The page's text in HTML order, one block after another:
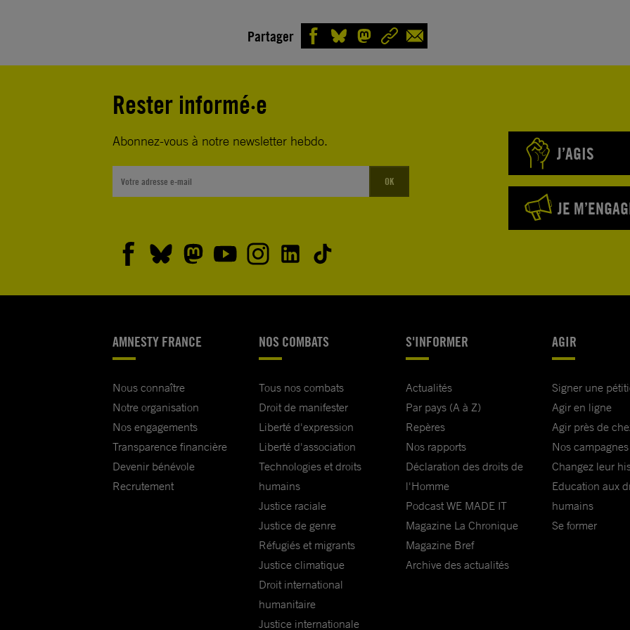
Partager
Rester informé·e
Abonnez-vous à notre newsletter hebdo.
OK
J’AGIS
JE
AMNESTY FRANCE
Nous connaître
Notre organisation
Nos engagements
Transparence financière
Devenir bénévole
Recrutement
NOS COMBATS
Tous nos combats
Droit de manifester
Liberté d'expression
Liberté d'association
Technologies et droits
humains
Justice raciale
Justice de genre
Réfugiés et migrants
Justice climatique
Droit international
humanitaire
Justice internationale
S'INFORMER
Actualités
Par pays (A à Z)
Repères
Nos rapports
Déclaration des droits de
l'Homme
Podcast WE MADE IT
Magazine La Chronique
Magazine Bref
Archive des actualités
AGIR
Signer une
Agir en ligne
Agir près de
Nos campagnes
Changez leur
Education aux
humains
Se former